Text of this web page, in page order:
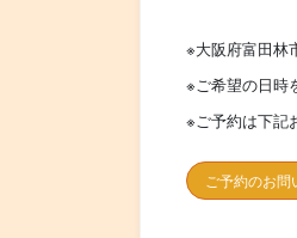
※大阪府富田林
※ご希望の日時
※ご予約は下記
ご予約のお問